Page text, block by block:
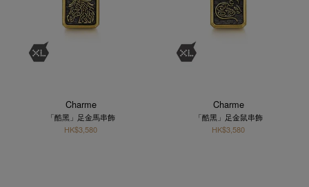
Charme
「酷黑」足金馬串飾
HK$3,580
Charme
「酷黑」足金鼠串飾
HK$3,580